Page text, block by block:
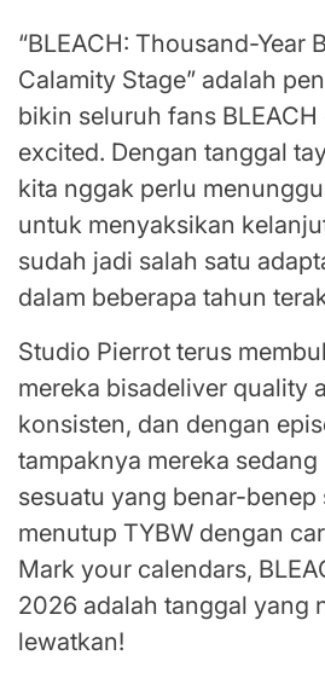
“BLEACH: Thousand-Year
Calamity Stage” adalah
bikin seluruh fans
excited. Dengan tanggal
kita nggak perlu
untuk menyaksikan
sudah jadi salah satu
dalam beberapa tahun
Studio Pierrot terus
mereka bisadeliver quality
konsisten, dan dengan
tampaknya mereka
sesuatu yang benar-
menutup TYBW dengan
Mark your calendars,
2026 adalah tanggal yang
lewatkan!